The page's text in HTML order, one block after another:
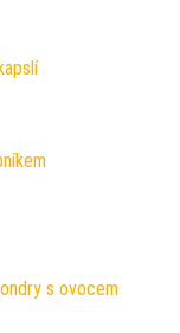
s ovocem